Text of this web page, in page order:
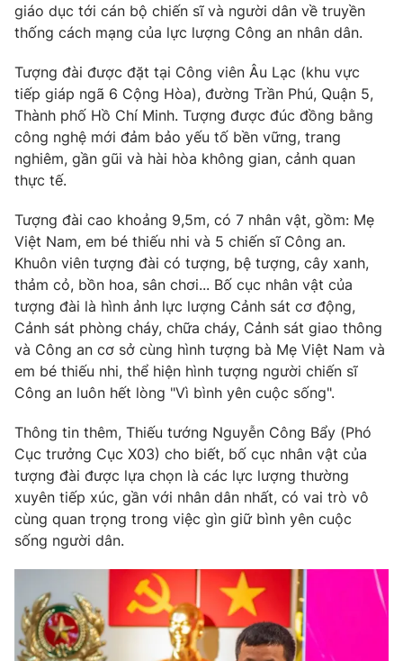
VTV4 Vươn mình bằng AI
VTV9 VTV8
Liên hệ tòa soạn English
THỜI BÁO VTV
Theo dõi báo trên
Cơ quan chủ quản:Đài Truyền hình Việt Nam
Cơ quan báo chí:Thời báo VTV
Giấy phép hoạt động báo in và báo điện tử số 483/GP-BTTTT
cấp ngày 29/12/2023
Tổng Biên tập:
Vũ Thanh Thủy
Phó Tổng Biên tập:Nguyễn Thị Mỹ Hạnh, Phạm Quốc Thắng,
Nguyễn Trọng Ninh
Tổng đài VTV:024.38 355 931 - 024.38 355 932
toasoan@vtv.vn
Liên hệ quảng cáo:024-7300.7108
giáo dục tới cán bộ chiến sĩ và người dân về truyền
thống cách mạng của lực lượng Công an nhân dân.
Tượng đài được đặt tại Công viên Âu Lạc (khu vực
tiếp giáp ngã 6 Cộng Hòa), đường Trần Phú, Quận 5,
Thành phố Hồ Chí Minh. Tượng được đúc đồng bằng
công nghệ mới đảm bảo yếu tố bền vững, trang
nghiêm, gần gũi và hài hòa không gian, cảnh quan
thực tế.
Tượng đài cao khoảng 9,5m, có 7 nhân vật, gồm: Mẹ
Việt Nam, em bé thiếu nhi và 5 chiến sĩ Công an.
Khuôn viên tượng đài có tượng, bệ tượng, cây xanh,
thảm cỏ, bồn hoa, sân chơi... Bố cục nhân vật của
tượng đài là hình ảnh lực lượng Cảnh sát cơ động,
Cảnh sát phòng cháy, chữa cháy, Cảnh sát giao thông
và Công an cơ sở cùng hình tượng bà Mẹ Việt Nam và
em bé thiếu nhi, thể hiện hình tượng người chiến sĩ
Công an luôn hết lòng "Vì bình yên cuộc sống".
Thông tin thêm, Thiếu tướng Nguyễn Công Bẩy (Phó
Cục trưởng Cục X03) cho biết, bố cục nhân vật của
tượng đài được lựa chọn là các lực lượng thường
xuyên tiếp xúc, gần với nhân dân nhất, có vai trò vô
cùng quan trọng trong việc gìn giữ bình yên cuộc
sống người dân.